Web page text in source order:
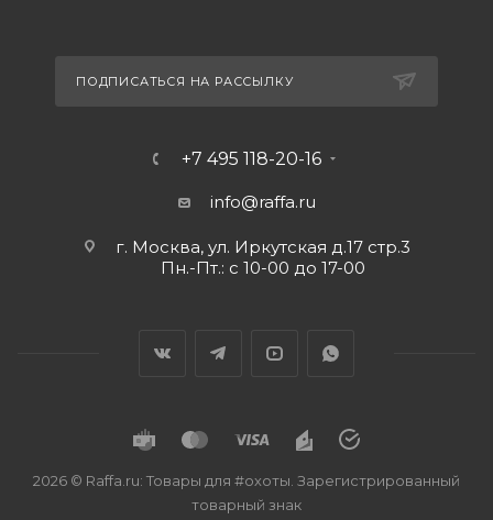
ПОДПИСАТЬСЯ НА РАССЫЛКУ
+7 495 118-20-16
info@raffa.ru
г. Москва, ул. Иркутская д.17 стр.3
Пн.-Пт.: с 10-00 до 17-00
2026 © Raffa.ru: Товары для #охоты. Зарегистрированный
товарный знак